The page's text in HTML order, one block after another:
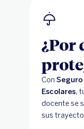
¿Por
Con
Escolares,
docente se
sus